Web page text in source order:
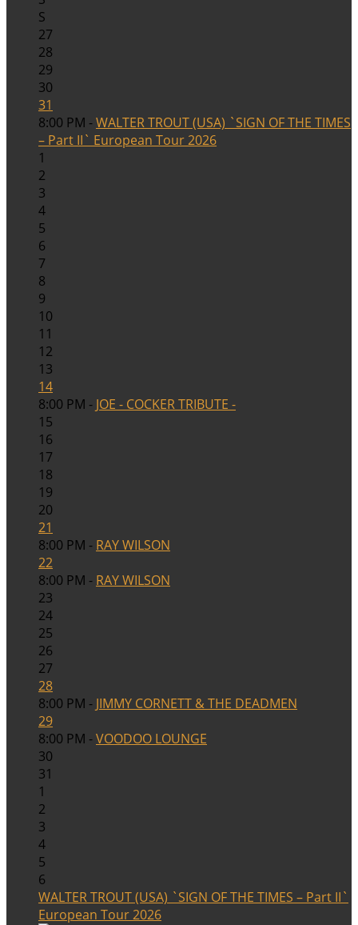
S
27
28
29
30
31
8:00 PM -WALTER TROUT (USA) `SIGN OF THE TIMES
– Part II` European Tour 2026
1
2
3
4
5
6
7
8
9
10
11
12
13
14
8:00 PM - JOE - COCKER TRIBUTE -
15
16
17
18
19
20
21
8:00 PM - RAY WILSON
22
8:00 PM - RAY WILSON
23
24
25
26
27
28
8:00 PM - JIMMY CORNETT & THE DEADMEN
29
8:00 PM -VOODOO LOUNGE
30
31
1
2
3
4
5
6
WALTER TROUT (USA) `SIGN OF THE TIMES – Part II`
European Tour 2026